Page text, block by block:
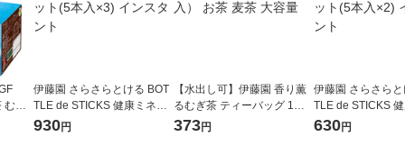
ぎ
伊藤園 さらさらとける BOT
TLE de STICKS 健康ミネラ
ルむぎ茶 1セット(5本入×3)
930円
【水出し可】伊藤園 香り薫
るむぎ茶 ティーバッグ 1袋
（54バッグ入） お茶 麦茶 大
373円
伊藤園 さらさら
TLE de STICKS
ルむぎ茶 1セット
630円